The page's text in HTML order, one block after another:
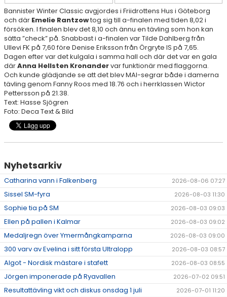
NIU BORÅS
MÅNADENS FRIIDROTTARE
Bannister Winter Classic avgjordes i Friidrottens Hus i Göteborg
och där Emelie Rantzowtog sig till a-finalen med tiden 8,02 i
försöken. I finalen blev det 8,10 och ännu en tävling som hon kan
sätta ”check” på. Snabbast i a-finalen var Tilde Dahlberg från
Ullevi FK på 7,60 före Denise Eriksson från Örgryte IS på 7,65.
Dagen efter var det kulgala i samma hall och där det var en gala
därAnna Hellsten Kronandervar funktionär med flaggorna.
Och kunde glädjande se att det blev MAI-segrar både i damerna
tävling genom Fanny Roos med 18.76 och i herrklassen Wictor
Pettersson på 21.38.
Text: Hasse Sjögren
Foto: Deca Text & Bild
Nyhetsarkiv
Catharina vann i Falkenberg 2026-08-06 07:27
Sissel SM-fyra 2026-08-03 11:30
Sophie tia på SM 2026-08-03 09:03
Ellen på pallen i Kalmar 2026-08-03 09:02
Medaljregn över Ymermångkamparna 2026-08-03 09:00
300 varv av Evelina i sitt första Ultralopp 2026-08-03 08:57
Algot - Nordisk mästare i stafett 2026-08-03 08:55
Jörgen imponerade på Ryavallen 2026-07-02 09:51
Resultattävling vikt och diskus onsdag 1 juli 2026-07-01 11:20